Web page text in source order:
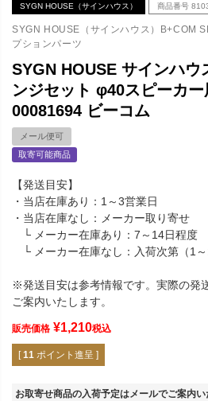
SYGN HOUSE（サインハウス） 商品番号
SYGN HOUSE（サインハウス）B+COM
プションパーツ
SYGN HOUSE サインハウ
ンジセット φ40スピーカー
00081694 ビーコム
メール便可
取寄可能商品
【発送目安】
・当店在庫あり：1～3営業日
・当店在庫なし：メーカー取り寄せ
└ メーカー在庫あり：7～14日程度
└ メーカー在庫なし：入荷次第（1～
※発送目安は参考情報です。実際の発
ご案内いたします。
販売価格 ¥1,210税込
[ 11 ポイント進呈 ]
お取寄せ商品の入荷予定はメールでご案内